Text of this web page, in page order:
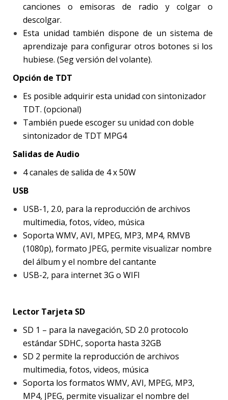
canciones o emisoras de radio y colgar o
descolgar.
Esta unidad también dispone de un sistema de
aprendizaje para configurar otros botones si los
hubiese. (Seg versión del volante).
Opción de TDT
Es posible adquirir esta unidad con sintonizador
TDT. (opcional)
También puede escoger su unidad con doble
sintonizador de TDT MPG4
Salidas de Audio
4 canales de salida de 4 x 50W
USB
USB-1, 2.0, para la reproducción de archivos
multimedia, fotos, vídeo, música
Soporta WMV, AVI, MPEG, MP3, MP4, RMVB
(1080p), formato JPEG, permite visualizar nombre
del álbum y el nombre del cantante
USB-2, para internet 3G o WIFI
Lector Tarjeta SD
SD 1 – para la navegación, SD 2.0 protocolo
estándar SDHC, soporta hasta 32GB
SD 2 permite la reproducción de archivos
multimedia, fotos, videos, música
Soporta los formatos WMV, AVI, MPEG, MP3,
MP4, JPEG, permite visualizar el nombre del